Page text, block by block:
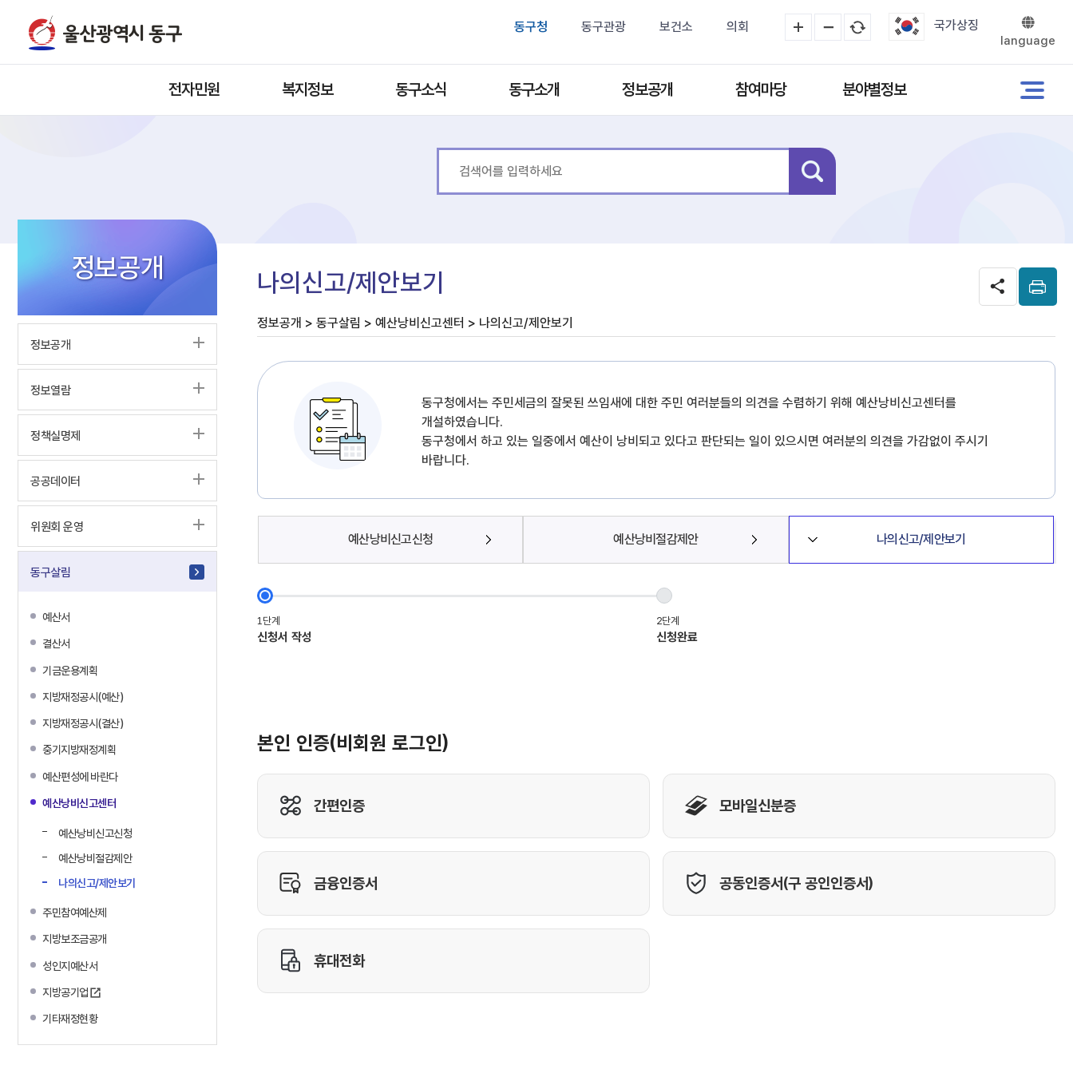
동구청 동구관광 보건소 의회 국가상징
language
전자민원 복지정보 동구소식 동구소개 정보공개 참여마당 분야별정보
정보공개
정보공개
정보열람
정책실명제
공공데이터
위원회 운영
동구살림
예산서
결산서
기금운용계획
지방재정공시(예산)
지방재정공시(결산)
중기지방재정계획
예산편성에 바란다
예산낭비신고센터
예산낭비신고신청
예산낭비절감제안
나의신고/제안보기
주민참여예산제
지방보조금공개
성인지예산서
지방공기업
기타재정현황
나의신고/제안보기
정보공개 > 동구살림 > 예산낭비신고센터 > 나의신고/제안보기
동구청에서는 주민세금의 잘못된 쓰임새에 대한 주민 여러분들의 의견을 수렴하기 위해 예산낭비신고센터를
개설하였습니다.
동구청에서 하고 있는 일중에서 예산이 낭비되고 있다고 판단되는 일이 있으시면 여러분의 의견을 가감없이 주시기
바랍니다.
예산낭비신고신청 예산낭비절감제안 나의신고/제안보기